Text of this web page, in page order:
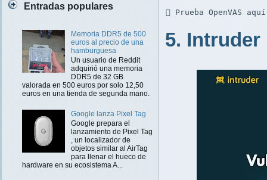
Entradas populares
Memoria DDR5 de 500
euros al precio de una
hamburguesa
Un usuario de Reddit
adquirió una memoria
DDR5 de 32 GB
valorada en 500 euros por solo 12,50
euros en una tienda de segunda mano.
Google lanza Pixel Tag
Google prepara el
lanzamiento de Pixel Tag
, un localizador de
objetos similar al AirTag
para llenar el hueco de
hardware en su ecosistema A...
 Prueba OpenVAS
5. Intruder